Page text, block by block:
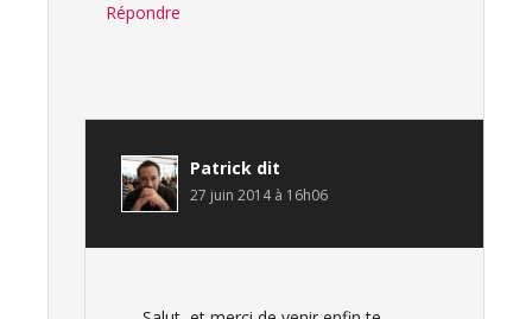
Répondre
Patrick dit
27 juin 2014 à 16h06